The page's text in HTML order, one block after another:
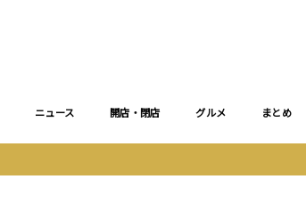
ニュース 開店・閉店 グルメ まとめ